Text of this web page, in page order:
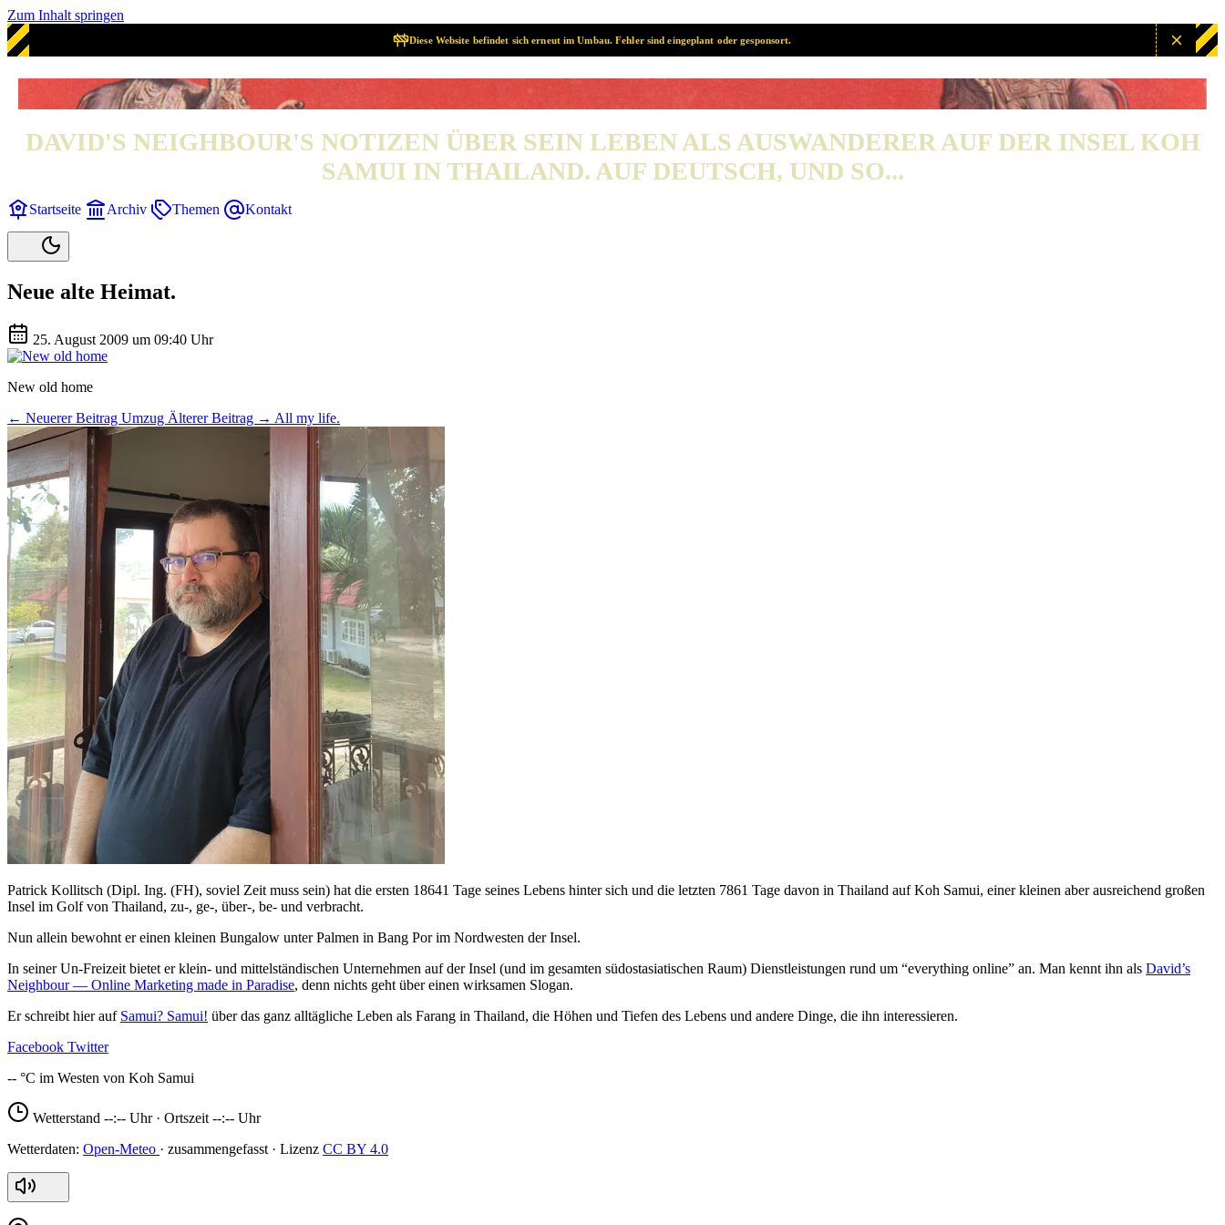
Zum Inhalt springen
Diese Website befindet sich erneut im Umbau. Fehler sind eingeplant oder gesponsort.
SAMUI? SAMUI!
DAVID'S NEIGHBOUR'S NOTIZEN ÜBER SEIN LEBEN ALS AUSWANDERER AUF DER INSEL KOH
SAMUI IN THAILAND. AUF DEUTSCH, UND SO...
Startseite Archiv Themen Kontakt
Neue alte Heimat.
25. August 2009 um 09:40 Uhr
New old home
← Neuerer Beitrag Umzug Älterer Beitrag → All my life.
Patrick Kollitsch (Dipl. Ing. (FH), soviel Zeit muss sein) hat die ersten 18641 Tage seines Lebens hinter sich und die letzten 7861 Tage davon in Thailand auf Koh Samui, einer kleinen aber ausreichend großen
Insel im Golf von Thailand, zu-, ge-, über-, be- und verbracht.
Nun allein bewohnt er einen kleinen Bungalow unter Palmen in Bang Por im Nordwesten der Insel.
In seiner Un-Freizeit bietet er klein- und mittelständischen Unternehmen auf der Insel (und im gesamten südostasiatischen Raum) Dienstleistungen rund um “everything online” an. Man kennt ihn als David’s
Neighbour — Online Marketing made in Paradise, denn nichts geht über einen wirksamen Slogan.
Er schreibt hier auf Samui? Samui! über das ganz alltägliche Leben als Farang in Thailand, die Höhen und Tiefen des Lebens und andere Dinge, die ihn interessieren.
Facebook Twitter
--
Wetterstand --:-- Uhr · Ortszeit --:-- Uhr
Open-Meteo
CC BY 4.0